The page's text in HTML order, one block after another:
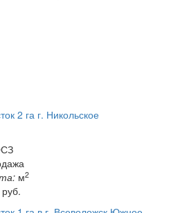
2 га г. Никольское
м2
руб.